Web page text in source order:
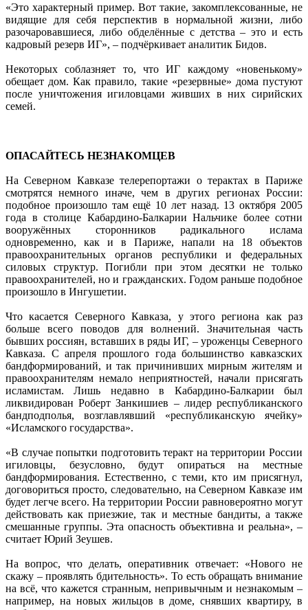
«Это характерный пример. Вот такие, закомплексованные, не
видящие для себя перспектив в нормальной жизни, либо
разочаровавшиеся, либо обделённые с детства – это и есть
кадровый резерв ИГ», – подчёркивает аналитик Бидов.
Некоторых соблазняет то, что ИГ каждому «новенькому»
обещает дом. Как правило, такие «резервные» дома пустуют
после уничтожения игиловцами живших в них сирийских
семей.
ОПАСАЙТЕСЬ НЕЗНАКОМЦЕВ
На Северном Кавказе телерепортажи о терактах в Париже
смотрятся немного иначе, чем в других регионах России:
подобное произошло там ещё 10 лет назад. 13 октября 2005
года в столице Кабардино-Балкарии Нальчике более сотни
вооружённых сторонников радикального ислама
одновременно, как и в Париже, напали на 18 объектов
правоохранительных органов республики и федеральных
силовых структур. Погибли при этом десятки не только
правоохранителей, но и гражданских. Годом раньше подобное
произошло в Ингушетии.
Что касается Северного Кавказа, у этого региона как раз
больше всего поводов для волнений. Значительная часть
бывших россиян, вставших в ряды ИГ, – уроженцы Северного
Кавказа. С апреля прошлого года большинство кавказских
бандформирований, и так причинивших мирным жителям и
правоохранителям немало неприятностей, начали присягать
исламистам. Лишь недавно в Кабардино-Балкарии был
ликвидирован Роберт Занкишиев – лидер республиканского
бандподполья, возглавлявший «республиканскую ячейку»
«Исламского государства».
«В случае попытки подготовить теракт на территории России
игиловцы, безусловно, будут опираться на местные
бандформирования. Естественно, с теми, кто им присягнул,
договориться просто, следовательно, на Северном Кавказе им
будет легче всего. На территории России равновероятно могут
действовать как приезжие, так и местные бандиты, а также
смешанные группы. Эта опасность объективна и реальна», –
считает Юрий Зеушев.
На вопрос, что делать, оперативник отвечает: «Нового не
скажу – проявлять бдительность». То есть обращать внимание
на всё, что кажется странным, непривычным и незнакомым –
например, на новых жильцов в доме, снявших квартиру, в